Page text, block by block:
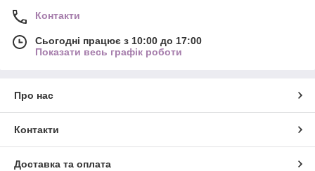
Контакти
Сьогодні працює з 10:00 до 17:00
Показати весь графік роботи
Про нас
Контакти
Доставка та оплата